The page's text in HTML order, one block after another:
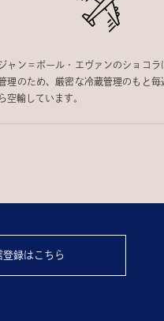
ャン＝ポール・エヴァンのショコラ
理のため、厳密な冷蔵管理のもと毎
ら空輸しています。
録はこちら